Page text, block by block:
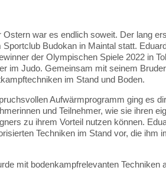
war es endlich soweit. Der lang
Sportclub Budokan in Maintal statt.
der Olympischen Spiele 2022 in
im Judo. Gemeinsam mit seinem
im Stand und Boden.
Aufwärmprogramm ging es
und Teilnehmer, wie sie ihren
zu ihrem Vorteil nutzen können.
Techniken im Stand vor, die ihm
mit bodenkampfrelevanten Techniken